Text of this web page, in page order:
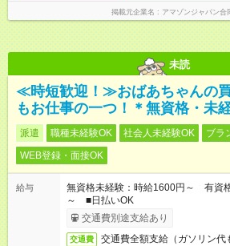
掲載元企業名 アマゾンジャパン合
未読
≪時短歓迎！≫おばあちゃんの
もお仕事の一つ！＊無資格・未
派遣 職種未経験OK 社会人未経験OK
ブラ
WEB登録・面接OK
給与
無資格未経験：時給1600円～ 有資
～ ■日払いOK
交通費別途支給あり
交通費 交通費全額支給（ガソリン代